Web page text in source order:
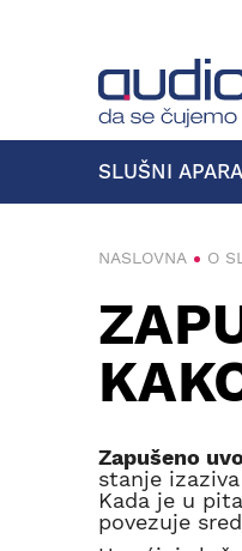
SLUŠNI
NASLOVNA O
Zapušeno
stanje
Kada je u
povezuje